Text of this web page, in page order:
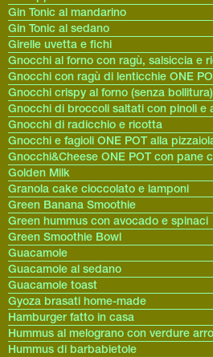
Gin Tonic al mandarino
Gin Tonic al sedano
Girelle uvetta e fichi
Gnocchi al forno con ragù, salsiccia e
Gnocchi con ragù di lenticchie ONE
Gnocchi crispy al forno (senza bollitura)
Gnocchi di broccoli saltati con pinoli e
Gnocchi di radicchio e ricotta
Gnocchi e fagioli ONE POT alla
Gnocchi&Cheese ONE POT con pane
Golden Milk
Granola cake cioccolato e lamponi
Green Banana Smoothie
Green hummus con avocado e spinaci
Green Smoothie Bowl
Guacamole
Guacamole al sedano
Guacamole toast
Gyoza brasati home-made
Hamburger fatto in casa
Hummus al melograno con verdure
Hummus di barbabietole